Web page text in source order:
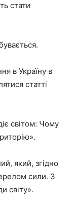
стати
в Україну в
статті
світом: Чому
який, згідно
сили. З
світу».